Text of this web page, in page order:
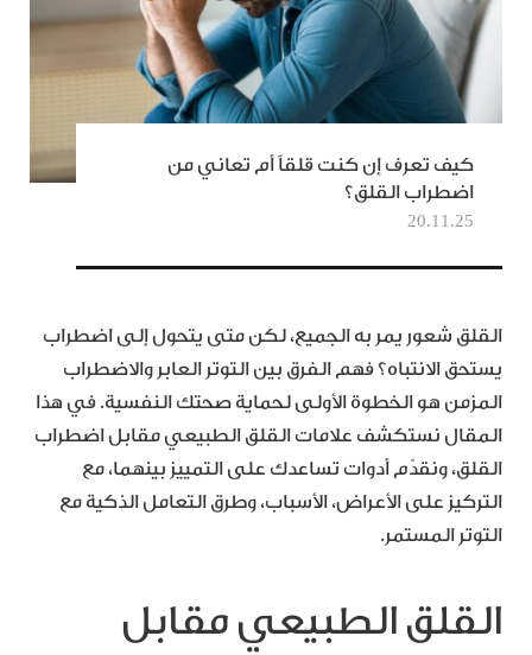
كيف تعرف إن كنت قلقاً أم تعاني من
اضطراب القلق؟
20.11.25
القلق شعور يمر به الجميع، لكن متى يتحول إلى اضطراب
يستحق الانتباه؟ فهم الفرق بين التوتر العابر والاضطراب
المزمن هو الخطوة الأولى لحماية صحتك النفسية. في هذا
المقال نستكشف علامات القلق الطبيعي مقابل اضطراب
القلق، ونقدّم أدوات تساعدك على التمييز بينهما، مع
التركيز على الأعراض، الأسباب، وطرق التعامل الذكية مع
التوتر المستمر.
القلق الطبيعي مقابل